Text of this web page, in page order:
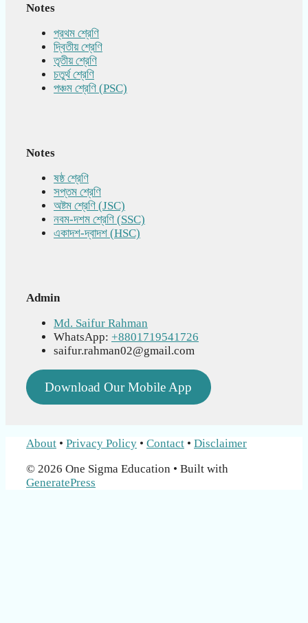
Notes
প্রথম শ্রেণি
দ্বিতীয় শ্রেণি
তৃতীয় শ্রেণি
চতুর্থ শ্রেণি
পঞ্চম শ্রেণি (PSC)
Notes
ষষ্ঠ শ্রেণি
সপ্তম শ্রেণি
অষ্টম শ্রেণি (JSC)
নবম-দশম শ্রেণি (SSC)
একাদশ-দ্বাদশ (HSC)
Admin
Md. Saifur Rahman
WhatsApp: +8801719541726
saifur.rahman02@gmail.com
Download Our Mobile App
About • Privacy Policy • Contact • Disclaimer
© 2026 One Sigma Education • Built with
GeneratePress